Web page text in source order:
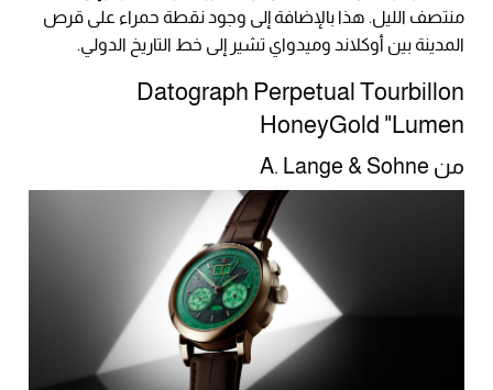
منتصف الليل. هذا بالإضافة إلى وجود نقطة حمراء على قرص
المدينة بين أوكلاند وميدواي تشير إلى خط التاريخ الدولي.
Datograph Perpetual Tourbillon
HoneyGold "Lumen
من A. Lange & Sohne